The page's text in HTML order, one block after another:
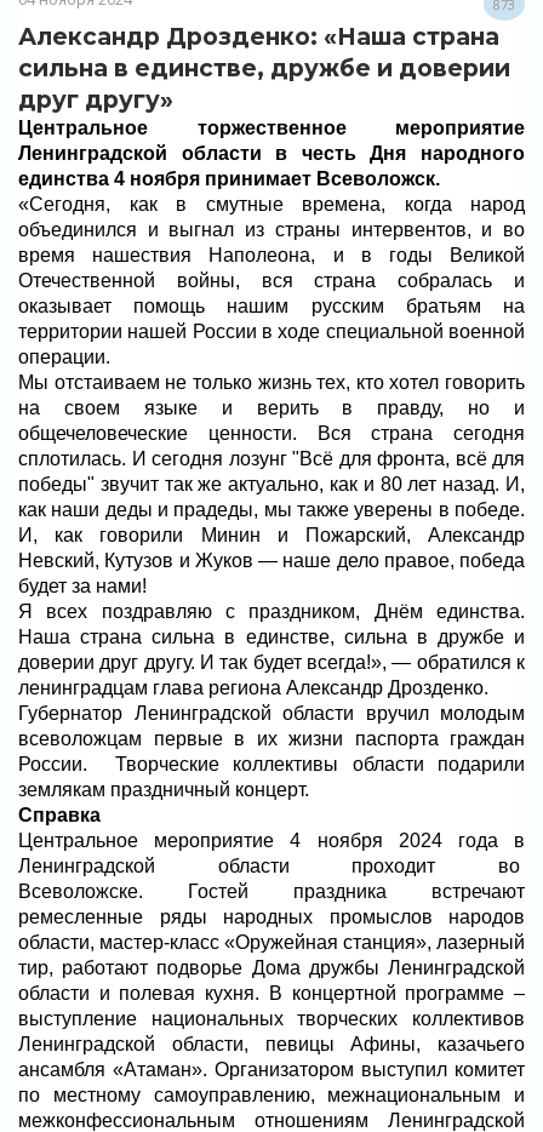
873
Александр Дрозденко: «Наша страна
сильна в единстве, дружбе и доверии
друг другу»
Центральное торжественное мероприятие
Ленинградской области в честь Дня народного
единства 4 ноября принимает Всеволожск.
«Сегодня, как в смутные времена, когда народ
объединился и выгнал из страны интервентов, и во
время нашествия Наполеона, и в годы Великой
Отечественной войны, вся страна собралась и
оказывает помощь нашим русским братьям на
территории нашей России в ходе специальной военной
операции.
Мы отстаиваем не только жизнь тех, кто хотел говорить
на своем языке и верить в правду, но и
общечеловеческие ценности. Вся страна сегодня
сплотилась. И сегодня лозунг "Всё для фронта, всё для
победы" звучит так же актуально, как и 80 лет назад. И,
как наши деды и прадеды, мы также уверены в победе.
И, как говорили Минин и Пожарский, Александр
Невский, Кутузов и Жуков — наше дело правое, победа
будет за нами!
Я всех поздравляю с праздником, Днём единства.
Наша страна сильна в единстве, сильна в дружбе и
доверии друг другу. И так будет всегда!», — обратился к
ленинградцам глава региона Александр Дрозденко.
Губернатор Ленинградской области вручил молодым
всеволожцам первые в их жизни паспорта граждан
России. Творческие коллективы области подарили
землякам праздничный концерт.
Справка
Центральное мероприятие 4 ноября 2024 года в
Ленинградской области проходит во
Всеволожске. Гостей праздника встречают
ремесленные ряды народных промыслов народов
области, мастер-класс «Оружейная станция», лазерный
тир, работают подворье Дома дружбы Ленинградской
области и полевая кухня. В концертной программе –
выступление национальных творческих коллективов
Ленинградской области, певицы Афины, казачьего
ансамбля «Атаман». Организатором выступил комитет
по местному самоуправлению, межнациональным и
межконфессиональным отношениям Ленинградской